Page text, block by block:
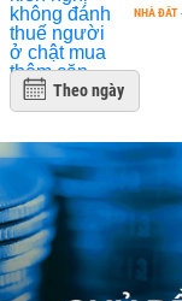
NHÀ ĐẤT
Theo ngày